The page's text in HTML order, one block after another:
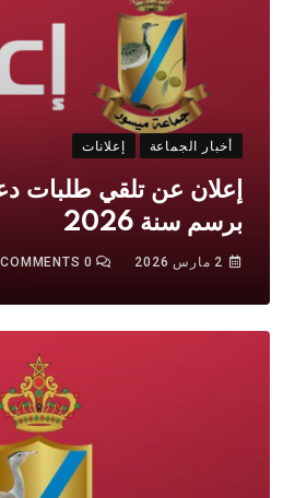
أخبار الجماعة إعلانات
إعلان عن تلقي طلبات
برسم سنة 2026
2 مارس 2026 0
COMMENTS